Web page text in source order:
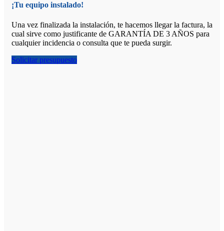
¡Tu equipo instalado!
Una vez finalizada la instalación, te hacemos llegar la factura, la
cual sirve como justificante de GARANTÍA DE 3 AÑOS para
cualquier incidencia o consulta que te pueda surgir.
Solicitar presupuesto